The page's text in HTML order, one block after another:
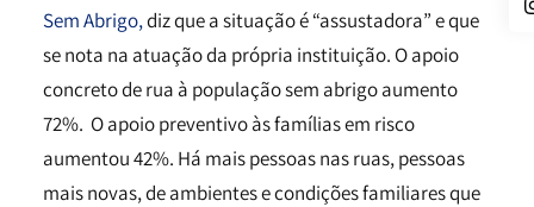
Sem Abrigo,diz que a situação é “assustadora” e que
se nota na atuação da própria instituição. O apoio
concreto de rua à população sem abrigo aumento
72%. O apoio preventivo às famílias em risco
aumentou 42%. Há mais pessoas nas ruas, pessoas
mais novas, de ambientes e condições familiares que